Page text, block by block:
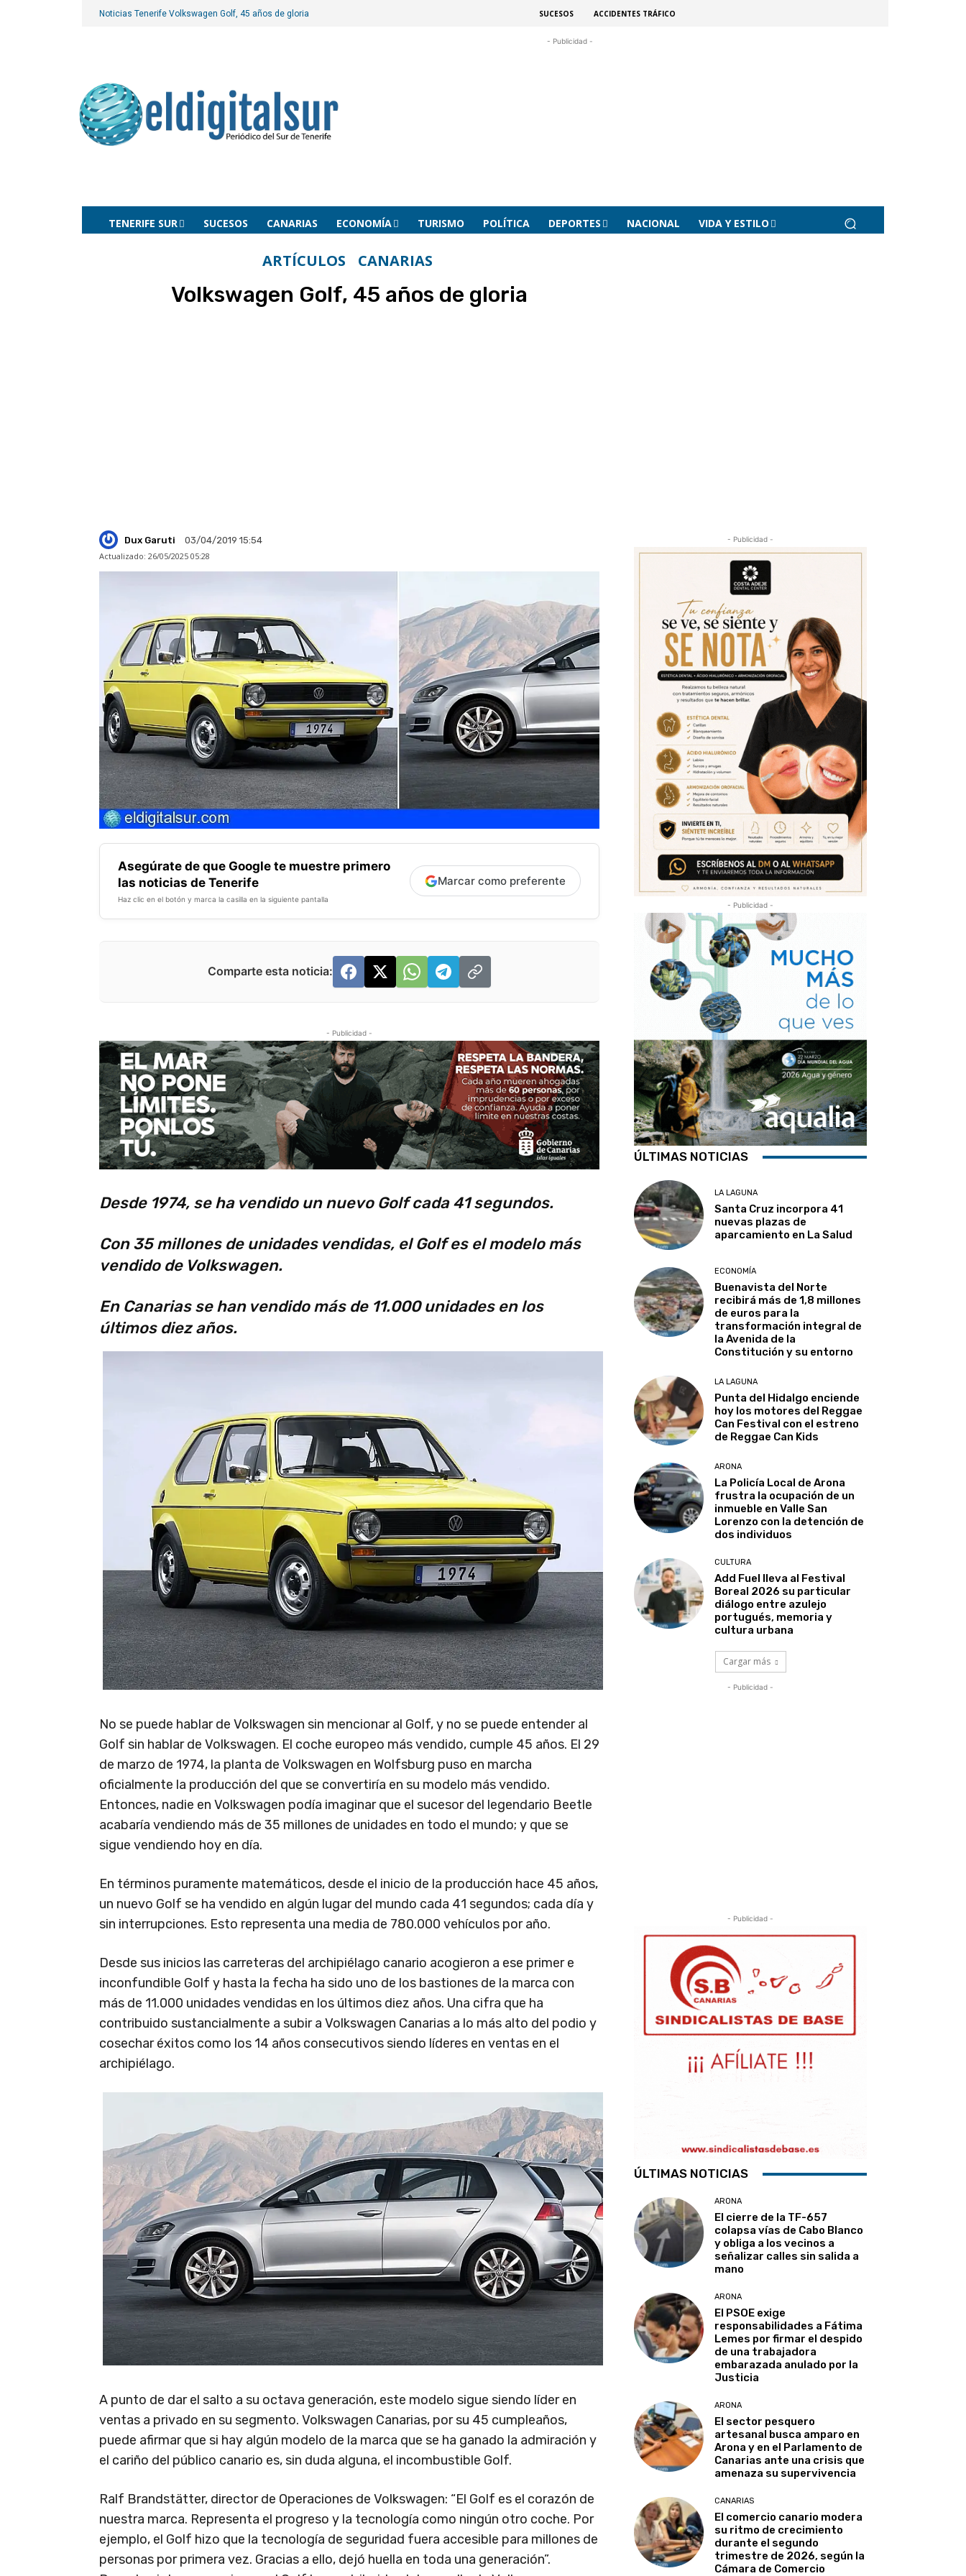
Noticias Tenerife Volkswagen Golf, 45 años de gloria SUCESOS ACCIDENTES TRÁFICO
- Publicidad -
TENERIFE SUR SUCESOS CANARIAS ECONOMÍA TURISMO POLÍTICA DEPORTES NACIONAL VIDA Y ESTILO
ARTÍCULOS CANARIAS
Volkswagen Golf, 45 años de gloria
Dux Garuti
03/04/2019 15:54
Actualizado: 26/05/2025 05:28
Asegúrate de que Google te muestre primero
las noticias de Tenerife
Haz clic en el botón y marca la casilla en la siguiente pantalla
Marcar como preferente
Comparte esta noticia:
- Publicidad -
Desde 1974, se ha vendido un nuevo Golf cada 41 segundos.
Con 35 millones de unidades vendidas, el Golf es el modelo más
vendido de Volkswagen.
En Canarias se han vendido más de 11.000 unidades en los
últimos diez años.
No se puede hablar de Volkswagen sin mencionar al Golf, y no se puede entender al
Golf sin hablar de Volkswagen. El coche europeo más vendido, cumple 45 años. El 29
de marzo de 1974, la planta de Volkswagen en Wolfsburg puso en marcha
oficialmente la producción del que se convertiría en su modelo más vendido.
Entonces, nadie en Volkswagen podía imaginar que el sucesor del legendario Beetle
acabaría vendiendo más de 35 millones de unidades en todo el mundo; y que se
sigue vendiendo hoy en día.
En términos puramente matemáticos, desde el inicio de la producción hace 45 años,
un nuevo Golf se ha vendido en algún lugar del mundo cada 41 segundos; cada día y
sin interrupciones. Esto representa una media de 780.000 vehículos por año.
Desde sus inicios las carreteras del archipiélago canario acogieron a ese primer e
inconfundible Golf y hasta la fecha ha sido uno de los bastiones de la marca con
más de 11.000 unidades vendidas en los últimos diez años. Una cifra que ha
contribuido sustancialmente a subir a Volkswagen Canarias a lo más alto del podio y
cosechar éxitos como los 14 años consecutivos siendo líderes en ventas en el
archipiélago.
A punto de dar el salto a su octava generación, este modelo sigue siendo líder en
ventas a privado en su segmento. Volkswagen Canarias, por su 45 cumpleaños,
puede afirmar que si hay algún modelo de la marca que se ha ganado la admiración y
el cariño del público canario es, sin duda alguna, el incombustible Golf.
Ralf Brandstätter, director de Operaciones de Volkswagen: “El Golf es el corazón de
nuestra marca. Representa el progreso y la tecnología como ningún otro coche. Por
ejemplo, el Golf hizo que la tecnología de seguridad fuera accesible para millones de
personas por primera vez. Gracias a ello, dejó huella en toda una generación”.
- Publicidad -
- Publicidad -
ÚLTIMAS NOTICIAS
LA LAGUNA
Santa Cruz incorpora 41
nuevas plazas de
aparcamiento en La Salud
ECONOMÍA
Buenavista del Norte
recibirá más de 1,8 millones
de euros para la
transformación integral de
la Avenida de la
Constitución y su entorno
LA LAGUNA
Punta del Hidalgo enciende
hoy los motores del Reggae
Can Festival con el estreno
de Reggae Can Kids
ARONA
La Policía Local de Arona
frustra la ocupación de un
inmueble en Valle San
Lorenzo con la detención de
dos individuos
CULTURA
Add Fuel lleva al Festival
Boreal 2026 su particular
diálogo entre azulejo
portugués, memoria y
cultura urbana
Cargar más
- Publicidad -
- Publicidad -
ÚLTIMAS NOTICIAS
ARONA
El cierre de la TF-657
colapsa vías de Cabo Blanco
y obliga a los vecinos a
señalizar calles sin salida a
mano
ARONA
El PSOE exige
responsabilidades a Fátima
Lemes por firmar el despido
de una trabajadora
embarazada anulado por la
Justicia
ARONA
El sector pesquero
artesanal busca amparo en
Arona y en el Parlamento de
Canarias ante una crisis que
amenaza su supervivencia
CANARIAS
El comercio canario modera
su ritmo de crecimiento
durante el segundo
trimestre de 2026, según la
Cámara de Comercio